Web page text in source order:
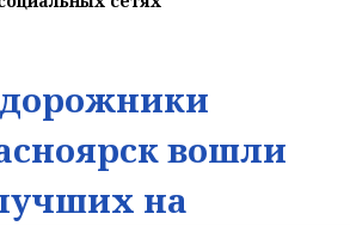
вошли
на